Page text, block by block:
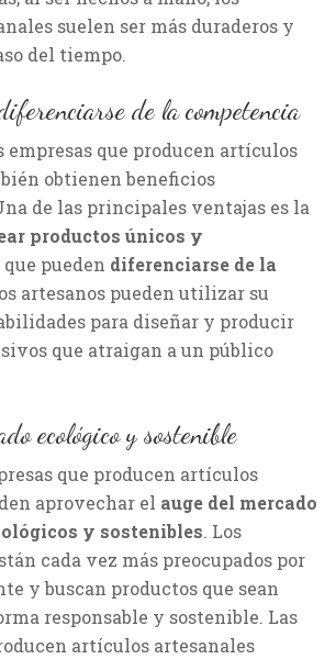
suelen ser más duraderos y
del tiempo.
de la competencia
empresas que producen artículos
obtienen beneficios
de las principales ventajas es la
productos únicos y
que pueden diferenciarse de la
artesanos pueden utilizar su
para diseñar y producir
que atraigan a un público
ecológico y sostenible
que producen artículos
aprovechar el auge del mercado
y sostenibles. Los
cada vez más preocupados por
y buscan productos que sean
responsable y sostenible. Las
artículos artesanales